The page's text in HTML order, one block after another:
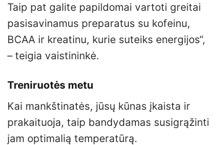
Taip pat galite papildomai vartoti greitai
pasisavinamus preparatus su kofeinu,
BCAA ir kreatinu, kurie suteiks energijos“,
– teigia vaistininkė.
Treniruotės metu
Kai mankštinatės, jūsų kūnas įkaista ir
prakaituoja, taip bandydamas susigrąžinti
jam optimalią temperatūrą.